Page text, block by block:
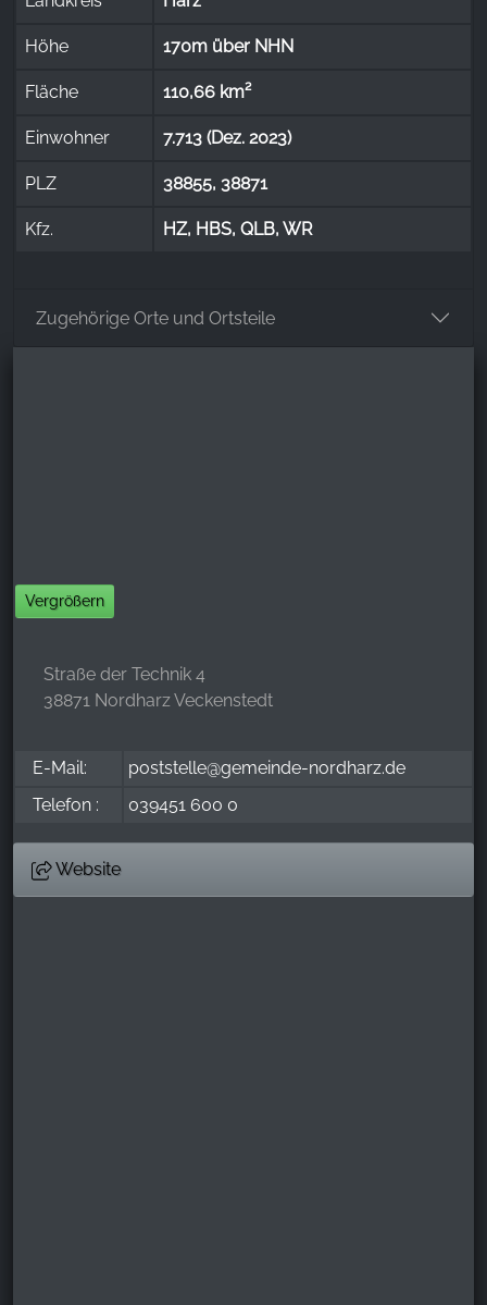
Höhe 170m über NHN
Fläche 110,66 km²
Einwohner 7.713 (Dez. 2023)
PLZ 38855, 38871
Kfz. HZ, HBS, QLB, WR
Zugehörige Orte und Ortsteile
Vergrößern
Straße der Technik 4
38871 Nordharz Veckenstedt
E-Mail:
poststelle@gemeinde-nordharz.de
Telefon :
039451 600 0
Website